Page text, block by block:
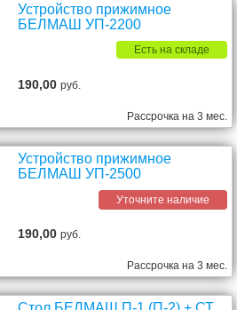
Устройство прижимное
БЕЛМАШ УП-2200
Есть на складе
190,00руб.
Рассрочка на 3 мес.
Устройство прижимное
БЕЛМАШ УП-2500
Уточните наличие
190,00руб.
Рассрочка на 3 мес.